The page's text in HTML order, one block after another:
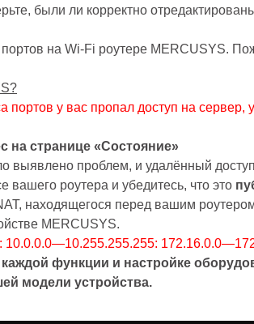
были ли корректно
на Wi-Fi роутере MERCUSYS.
портов у вас пропал доступ на сервер,
на странице «Состояние»
проблем, и удалённый
роутера и убедитесь, что это
находящегося перед вашим
MERCUSYS.
10.0.0.0—10.255.255.255:
функции и настройке
модели устройства.